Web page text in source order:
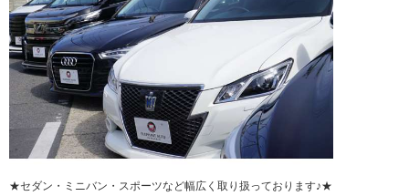
★セダン・ミニバン・スポーツなど幅広く取り扱っております♪★